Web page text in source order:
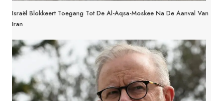
Israël Blokkeert Toegang Tot De Al-Aqsa-Moskee Na De Aanval Van
Iran